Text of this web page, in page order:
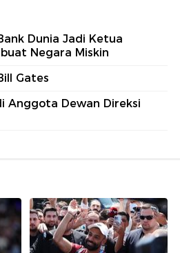
Dunia Jadi Ketua
Negara Miskin
Gates
Anggota Dewan Direksi